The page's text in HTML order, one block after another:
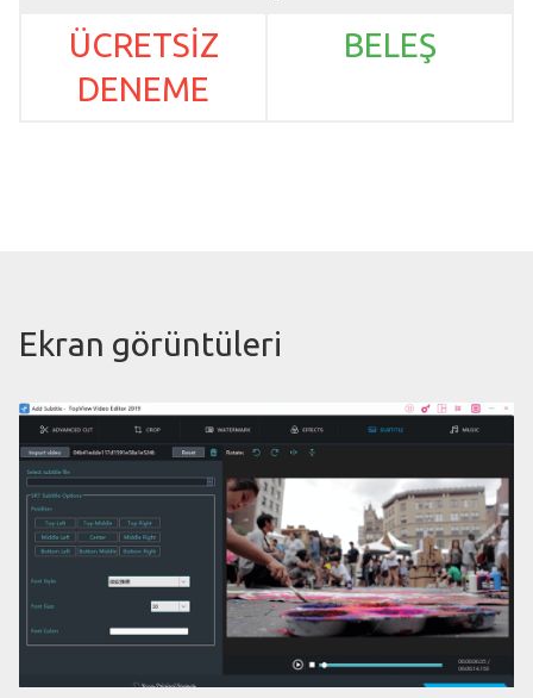
ÜCRETSİZ
DENEME
BELEŞ
Ekran görüntüleri